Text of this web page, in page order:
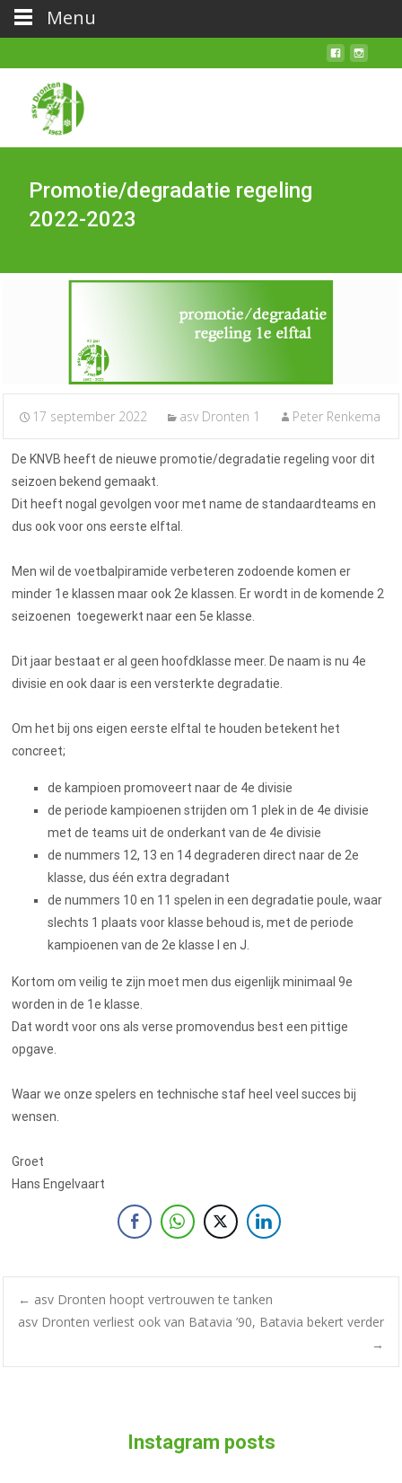
Promotie/degradatie regeling
2022-2023
17 september 2022 asv Dronten 1 Peter Renkema
De KNVB heeft de nieuwe promotie/degradatie regeling voor dit
seizoen bekend gemaakt.
Dit heeft nogal gevolgen voor met name de standaardteams en
dus ook voor ons eerste elftal.
Men wil de voetbalpiramide verbeteren zodoende komen er
minder 1e klassen maar ook 2e klassen. Er wordt in de komende 2
seizoenen toegewerkt naar een 5e klasse.
Dit jaar bestaat er al geen hoofdklasse meer. De naam is nu 4e
divisie en ook daar is een versterkte degradatie.
Om het bij ons eigen eerste elftal te houden betekent het
concreet;
de kampioen promoveert naar de 4e divisie
de periode kampioenen strijden om 1 plek in de 4e divisie
met de teams uit de onderkant van de 4e divisie
de nummers 12, 13 en 14 degraderen direct naar de 2e
klasse, dus één extra degradant
de nummers 10 en 11 spelen in een degradatie poule, waar
slechts 1 plaats voor klasse behoud is, met de periode
kampioenen van de 2e klasse I en J.
Kortom om veilig te zijn moet men dus eigenlijk minimaal 9e
worden in de 1e klasse.
Dat wordt voor ons als verse promovendus best een pittige
opgave.
Waar we onze spelers en technische staf heel veel succes bij
wensen.
Groet
Hans Engelvaart
← asv Dronten hoopt vertrouwen te tanken
asv Dronten verliest ook van Batavia ’90, Batavia bekert verder
→
Instagram posts
Menu